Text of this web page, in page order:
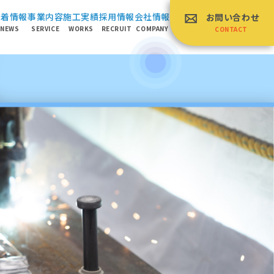
情報
NEWS
事業内容
SERVICE
施⼯実績
WORKS
採⽤情報
RECRUIT
会社情報
COMPANY
お問い合わせ
CONTACT